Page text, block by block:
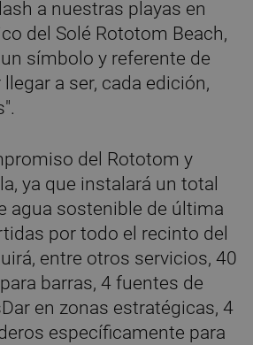
a nuestras playas en
del Solé Rototom Beach,
símbolo y referente de
a ser, cada edición,
del Rototom y
ya que instalará un total
agua sostenible de última
por todo el recinto del
entre otros servicios, 40
barras, 4 fuentes de
en zonas estratégicas, 4
específicamente para